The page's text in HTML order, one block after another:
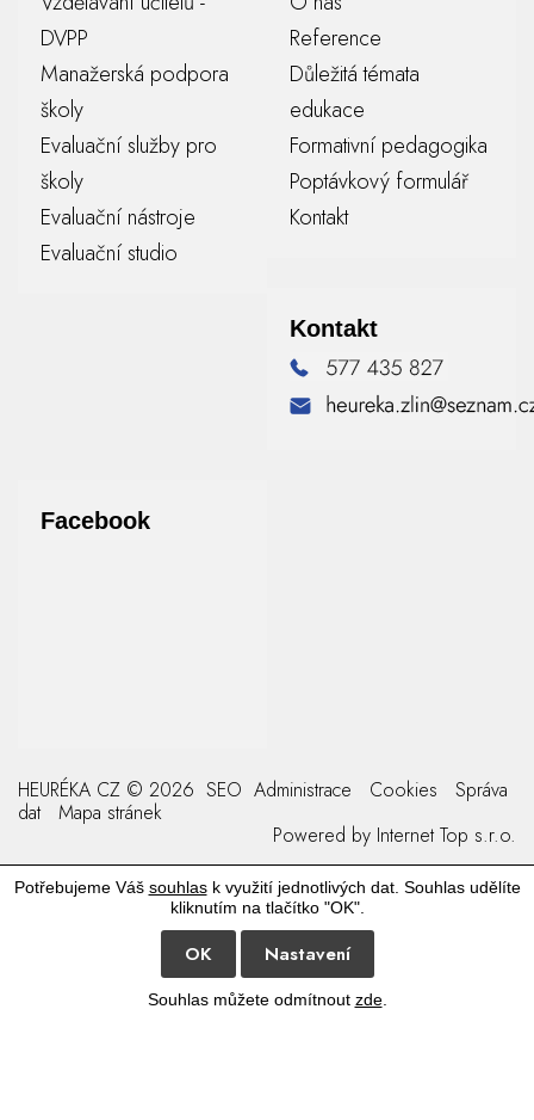
DVPP
Manažerská podpora
školy
Evaluační služby pro
školy
Evaluační nástroje
Evaluační studio
Reference
Důležitá témata
edukace
Formativní pedagogika
Poptávkový formulář
Kontakt
Kontakt
Facebook
HEURÉKA CZ © 2026 SEO Administrace Cookies
Správa
dat
Mapa stránek
Powered by Internet Top s.r.o.
Potřebujeme Váš souhlask využití jednotlivých dat. Souhlas udělíte
kliknutím na tlačítko "OK".
OK Nastavení
Souhlas můžete odmítnout zde.